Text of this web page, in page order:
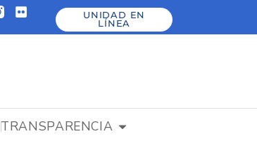
UNIDAD EN
LÍNEA
TRANSPARENCIA